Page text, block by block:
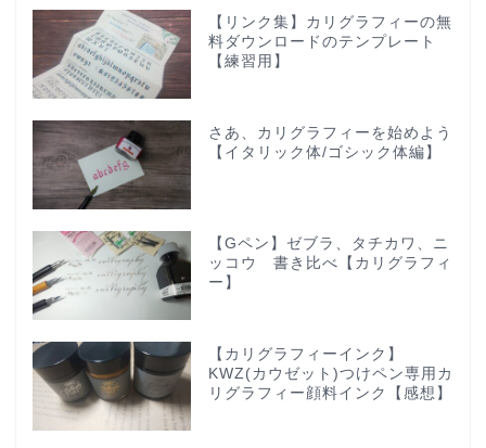
【リンク集】カリグラフィーの無
料ダウンロードのテンプレート
【練習用】
さあ、カリグラフィーを始めよう
【イタリック体/ゴシック体編】
【Gペン】ゼブラ、タチカワ、ニ
ッコウ 書き比べ【カリグラフィ
ー】
【カリグラフィーインク】
KWZ(カウゼット)つけペン専用カ
リグラフィー顔料インク【感想】